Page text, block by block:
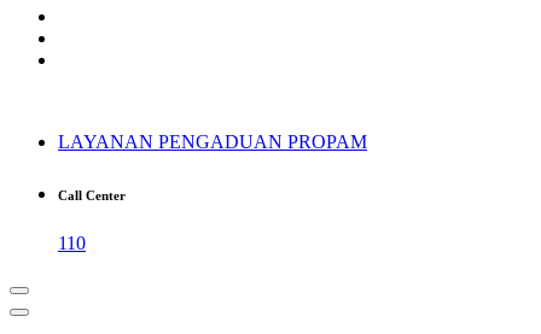
LAYANAN PENGADUAN PROPAM
Call Center
110